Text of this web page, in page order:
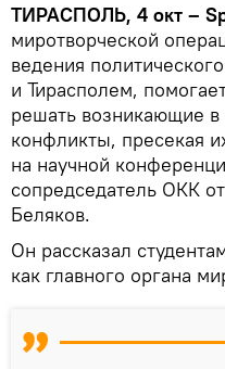
ТИРАСПОЛЬ, 4 окт –
миротворческой
ведения
и Тирасполем,
решать возникающие в
конфликты, пресекая
на научной
сопредседатель ОКК
Беляков.
Он рассказал
как главного органа